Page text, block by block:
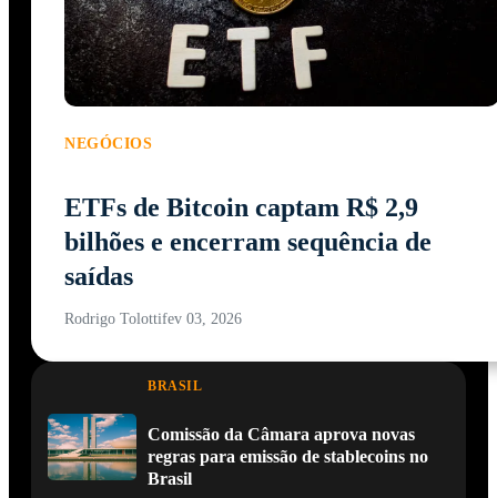
NEGÓCIOS
ETFs de Bitcoin captam R$ 2,9
bilhões e encerram sequência de
saídas
Rodrigo Tolottifev 03, 2026
BRASIL
Comissão da Câmara aprova novas
regras para emissão de stablecoins no
Brasil